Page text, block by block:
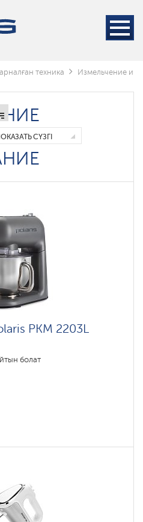
техника Измельчение и
СҮЗГІ
PKM 2203L
болат